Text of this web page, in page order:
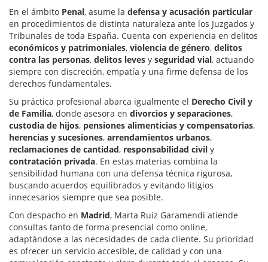
En el ámbito Penal, asume la defensa y acusación particular
en procedimientos de distinta naturaleza ante los Juzgados y
Tribunales de toda España. Cuenta con experiencia en delitos
económicos y patrimoniales, violencia de género, delitos
contra las personas, delitos leves y seguridad vial, actuando
siempre con discreción, empatía y una firme defensa de los
derechos fundamentales.
Su práctica profesional abarca igualmente el Derecho Civil y
de Familia, donde asesora en divorcios y separaciones,
custodia de hijos, pensiones alimenticias y compensatorias,
herencias y sucesiones, arrendamientos urbanos,
reclamaciones de cantidad, responsabilidad civil y
contratación privada. En estas materias combina la
sensibilidad humana con una defensa técnica rigurosa,
buscando acuerdos equilibrados y evitando litigios
innecesarios siempre que sea posible.
Con despacho en Madrid, Marta Ruiz Garamendi atiende
consultas tanto de forma presencial como online,
adaptándose a las necesidades de cada cliente. Su prioridad
es ofrecer un servicio accesible, de calidad y con una